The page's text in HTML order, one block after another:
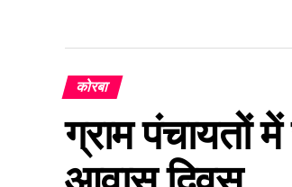
कोरबा
ग्राम पंचायतों